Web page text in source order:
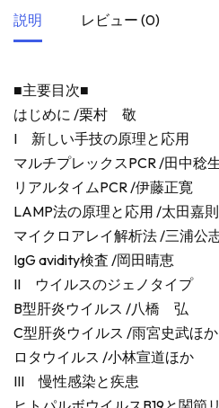
説明 レビュー (0)
■主要目次■
はじめに /栗村 敬
I 新しい手技の原理と応用
マルチプレックスPCR /田中稔
リアルタイムPCR /伊藤正寛
LAMP法の原理と応用 /太田嘉
マイクロアレイ解析法 /三浦公
IgG avidity検査 /岡田晴恵
II ウイルスのジェノタイプ
B型肝炎ウイルス /八橋 弘
C型肝炎ウイルス /雨宮史武ほか
ロタウイルス /小林宣道ほか
III 慢性感染と疾患